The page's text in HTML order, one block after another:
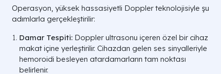
Operasyon, yüksek hassasiyetli Doppler teknolojisiyle şu
adımlarla gerçekleştirilir:
Damar Tespiti: Doppler ultrasonu içeren özel bir cihaz
makat içine yerleştirilir. Cihazdan gelen ses sinyalleriyle
hemoroidi besleyen atardamarların tam noktası
belirlenir.